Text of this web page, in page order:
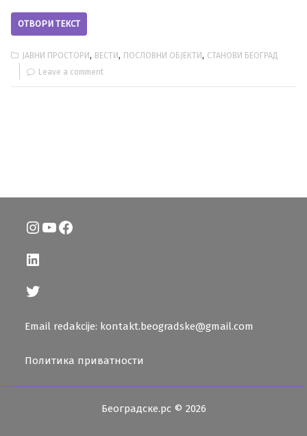
ОТВОРИ ТЕКСТ
ЈАВНИ ПРОСТОРИ, ВЕСТИ, ПОСЛОВНИ ОБЈЕКТИ, СТАНОВИ БЕОГРАД
Leave a comment
Instagram
YouTube
Facebook
LinkedIn
Twitter
Email redakcije: kontakt.beogradske@gmail.com
Политика приватности
Београдске.рс © 2026